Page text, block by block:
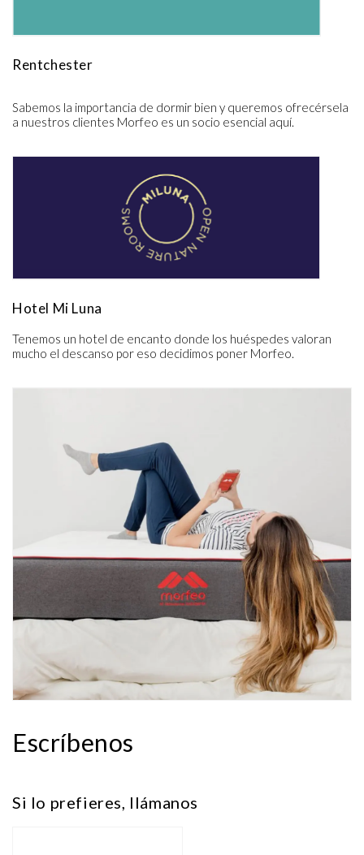
Rentchester
Sabemos la importancia de dormir bien y queremos ofrecérsela
a nuestros clientes Morfeo es un socio esencial aquí.
Hotel Mi Luna
Tenemos un hotel de encanto donde los huéspedes valoran
mucho el descanso por eso decidimos poner Morfeo.
Escríbenos
Si lo prefieres, llámanos